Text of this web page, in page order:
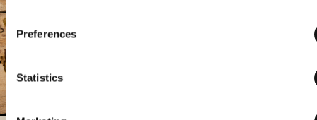
Preferences
Statistics